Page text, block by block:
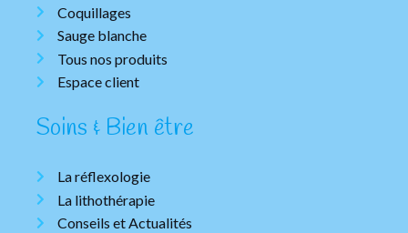
Coquillages
Sauge blanche
Tous nos produits
Espace client
Soins & Bien être
La réflexologie
La lithothérapie
Conseils et Actualités